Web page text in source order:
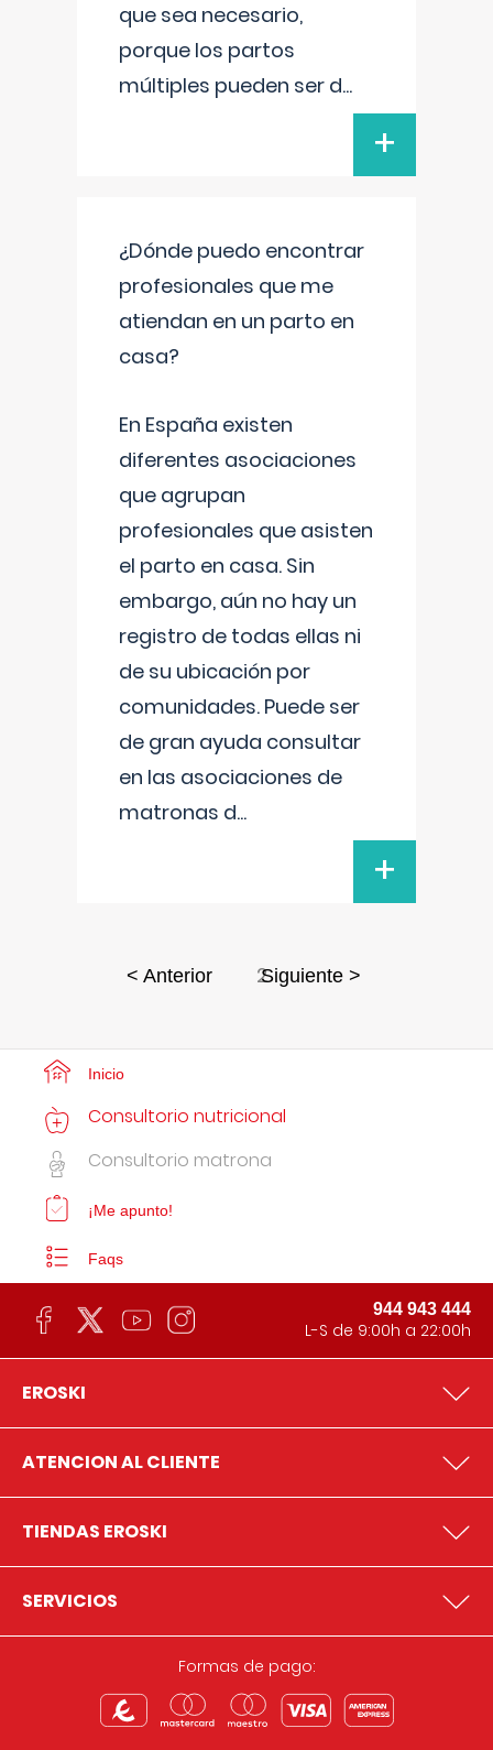
que sea necesario,
porque los partos
múltiples pueden ser d...
+
¿Dónde puedo encontrar
profesionales que me
atiendan en un parto en
casa?
En España existen
diferentes asociaciones
que agrupan
profesionales que asisten
el parto en casa. Sin
embargo, aún no hay un
registro de todas ellas ni
de su ubicación por
comunidades. Puede ser
de gran ayuda consultar
en las asociaciones de
matronas d...
+
< Anterior 2Siguiente >
Inicio
Consultorio nutricional
Consultorio matrona
¡Me apunto!
Faqs
944 943 444
L-S de 9:00h a 22:00h
EROSKI
ATENCION AL CLIENTE
TIENDAS EROSKI
SERVICIOS
Formas de pago: